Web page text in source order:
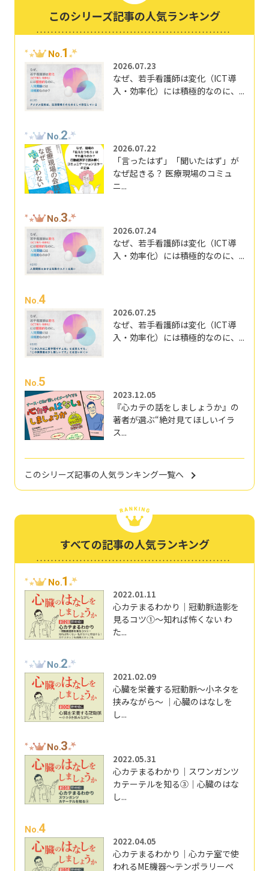
このシリーズ記事の人気ランキング
No.1
2026.07.23
なぜ、若手看護師は変化（ICT導
入・効率化）には積極的なのに、...
No.2
2026.07.22
「言ったはず」「聞いたはず」が
なぜ起きる？ 医療現場のコミュ
ニ...
No.3
2026.07.24
なぜ、若手看護師は変化（ICT導
入・効率化）には積極的なのに、...
No.4
2026.07.25
なぜ、若手看護師は変化（ICT導
入・効率化）には積極的なのに、...
No.5
2023.12.05
『心カテの話をしましょうか』の
著者が選ぶ“絶対見てほしいイラ
ス...
このシリーズ記事の人気ランキング一覧へ
すべての記事の人気ランキング
No.1
2022.01.11
心カテまるわかり｜冠動脈造影を
見るコツ①～知れば怖くない わ
た...
No.2
2021.02.09
心臓を栄養する冠動脈～小ネタを
挟みながら～ ｜心臓のはなしを
し...
No.3
2022.05.31
心カテまるわかり｜スワンガンツ
カテーテルを知る③｜心臓のはな
し...
No.4
2022.04.05
心カテまるわかり｜心カテ室で使
われるME機器～テンポラリーペ